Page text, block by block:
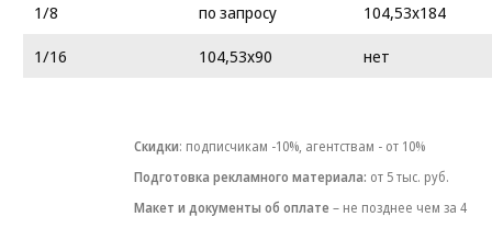
1/8
по запросу
104,53х184
1/16
104,53х90 нет
Скидки: подписчикам -10%, агентствам - от 10%
Подготовка рекламного материала: от 5 тыс. руб.
Макет и документы об оплате – не позднее чем за 4